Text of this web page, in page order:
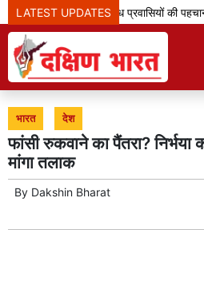
LATEST UPDATES
बेंगलूरु पुलिस ने अवैध प्रवासियों की
भारत देश
फांसी रुकवाने का पैंतरा? निर्भया
मांगा तलाक
By Dakshin Bharat